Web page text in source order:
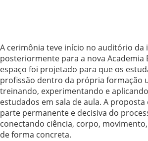
A cerimônia teve início no auditório da
posteriormente para a nova Academia
espaço foi projetado para que os
profissão dentro da própria formação
treinando, experimentando e
estudados em sala de aula. A
parte permanente e decisiva do
conectando ciência, corpo,
de forma concreta.